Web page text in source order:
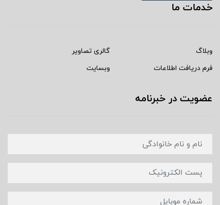
خدمات ما
وبلاگ
گالری تصاویر
فرم دریافت اطلاعات
وبسایت
عضویت در خبرنامه